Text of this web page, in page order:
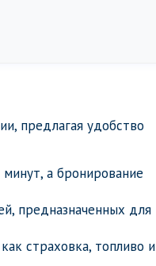
предлагая удобство
а бронирование
предназначенных для
страховка, топливо и